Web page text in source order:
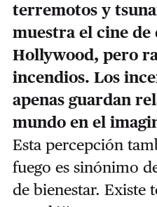
terremotos y
muestra el cine de
Hollywood, pero
incendios. Los
apenas guardan
mundo en el
Esta percepción
fuego es sinónimo
de bienestar. Existe